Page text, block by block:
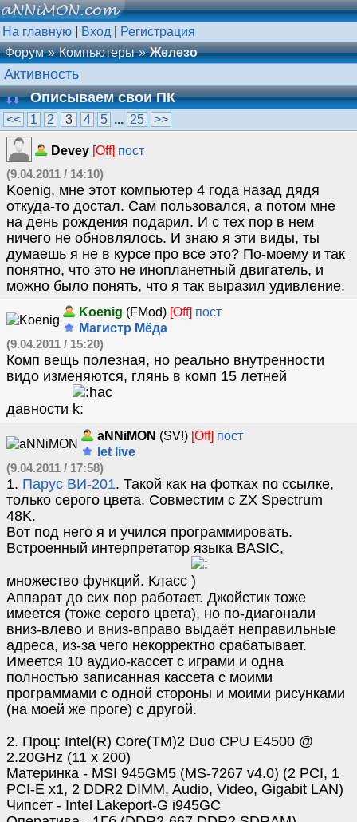
На главную Вход
Регистрация
Форум
Компьютеры Железо
Активность
Описываем свои ПК
<< 1 2 3 4 5 ... 25 >>
Devey [Off] пост
(9.04.2011 / 14:10)
Koenig, мне этот компьютер 4 года назад дядя
откуда-то достал. Сам пользовался, а потом мне
на день рождения подарил. И с тех пор в нем
ничего не обновлялось. И знаю я эти виды, ты
думаешь я не в курсе про все это? По-моему и так
понятно, что это не инопланетный двигатель, и
можно было понять, что я так выразил удивление.
Koenig (FMod) [Off] пост
Магистр Мёда
(9.04.2011 / 15:20)
Комп вещь полезная, но реально внутренности
видо изменяются, глянь в комп 15 летней
давности
aNNiMON (SV!) [Off] пост
let live
(9.04.2011 / 17:58)
1. Парус ВИ-201. Такой как на фотках по ссылке,
только серого цвета. Совместим с ZX Spectrum
48K.
Вот под него я и учился программировать.
Встроенный интерпретатор языка BASIC,
множество функций. Класс
Аппарат до сих пор работает. Джойстик тоже
имеется (тоже серого цвета), но по-диагонали
вниз-влево и вниз-вправо выдаёт неправильные
адреса, из-за чего некорректно срабатывает.
Имеется 10 аудио-кассет с играми и одна
полностью записанная кассета с моими
программами с одной стороны и моими рисунками
(на моей же проге) с другой.
2. Проц: Intel(R) Core(TM)2 Duo CPU E4500 @
2.20GHz (11 x 200)
Материнка - MSI 945GM5 (MS-7267 v4.0) (2 PCI, 1
PCI-E x1, 2 DDR2 DIMM, Audio, Video, Gigabit LAN)
Чипсет - Intel Lakeport-G i945GC